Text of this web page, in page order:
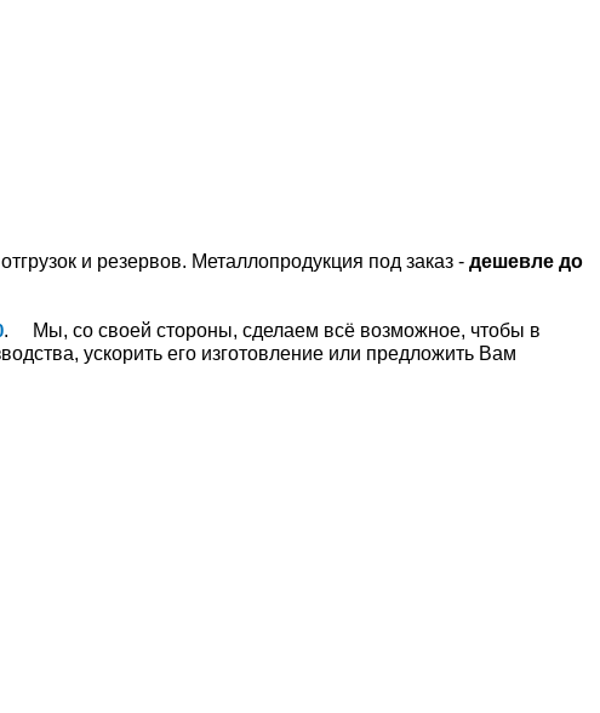
и резервов. Металлопродукция под заказ - дешевле до
. Мы, со своей стороны, сделаем всё возможное, чтобы в
ускорить его изготовление или предложить Вам